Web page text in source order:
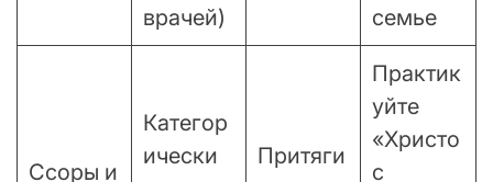
врачей)
семье
Ссоры и
Категор
ически
Притяги
Практик
уйте
«Христо
с